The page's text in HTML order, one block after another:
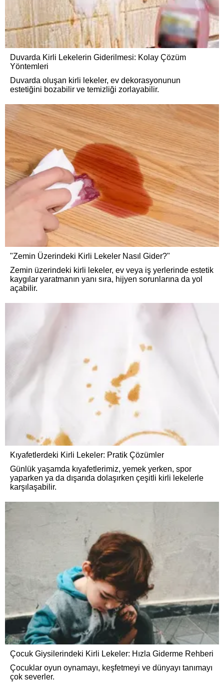
Duvarda Kirli Lekelerin Giderilmesi: Kolay Çözüm
Yöntemleri
Duvarda oluşan kirli lekeler, ev dekorasyonunun
estetiğini bozabilir ve temizliği zorlayabilir.
"Zemin Üzerindeki Kirli Lekeler Nasıl Gider?"
Zemin üzerindeki kirli lekeler, ev veya iş yerlerinde estetik
kaygılar yaratmanın yanı sıra, hijyen sorunlarına da yol
açabilir.
Kıyafetlerdeki Kirli Lekeler: Pratik Çözümler
Günlük yaşamda kıyafetlerimiz, yemek yerken, spor
yaparken ya da dışarıda dolaşırken çeşitli kirli lekelerle
karşılaşabilir.
Çocuk Giysilerindeki Kirli Lekeler: Hızla Giderme Rehberi
Çocuklar oyun oynamayı, keşfetmeyi ve dünyayı tanımayı
çok severler.